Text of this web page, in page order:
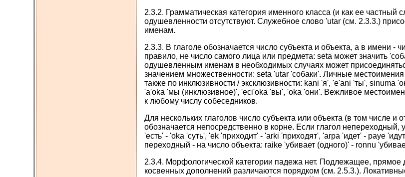
2.3.2. Грамматическая категория именного класса (и как ее частный
одушевленности отсутствуют. Служебное слово 'utar (см. 2.3.3.)
именам.
2.3.3. В глаголе обозначается число субъекта и объекта, а в имени -
правило, не число самого лица или предмета: seta может значить
одушевленным именам в необходимых случаях может
значением множественности: seta 'utar 'собаки'. Личные
также по инклюзивности / эксклюзивности: kani 'я', 'e'ani 'ты', sinuma
'a'oka 'мы (инклюзивное)', 'eci'oka 'вы', 'oka 'они'. Вежливое
к любому числу собеседников.
Для нескольких глаголов число субъекта или объекта (в том числе и
обозначается непосредственно в корне. Если глагол непереходный,
'есть' - 'oka 'суть', 'ek 'приходит' - 'arki 'приходят', 'arpa 'идет' - paye
переходный - на число объекта: raike 'убивает (одного)' - ronnu
2.3.4. Морфологической категории падежа нет. Подлежащее, прямое
косвенных дополнений различаются порядком (см. 2.5.3.).